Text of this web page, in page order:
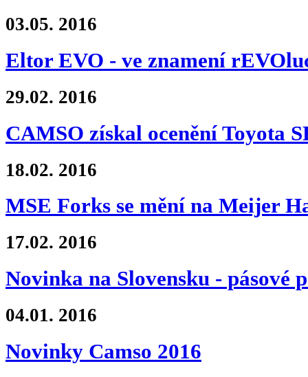
03.05. 2016
Eltor EVO - ve znamení
29.02. 2016
CAMSO získal ocenění Toyota
18.02. 2016
MSE Forks se mění na Meijer
17.02. 2016
Novinka na Slovensku - pásové
04.01. 2016
Novinky Camso 2016